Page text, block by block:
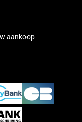
aankoop